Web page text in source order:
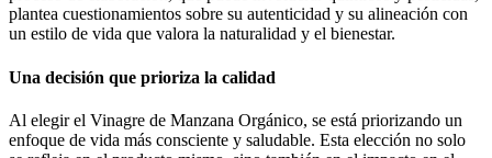
plantea cuestionamientos sobre su autenticidad y su alineación con
un estilo de vida que valora la naturalidad y el bienestar.
Una decisión que prioriza la calidad
Al elegir el Vinagre de Manzana Orgánico, se está priorizando un
enfoque de vida más consciente y saludable. Esta elección no solo